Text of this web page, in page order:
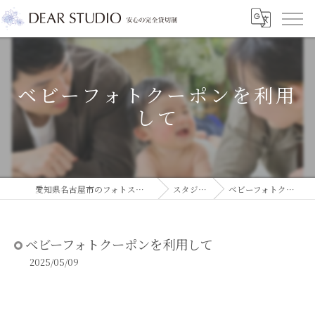
ベビーフォトクーポンを利用
して
愛知県名古屋市のフォトスタジオならDEAR STUDIO スタジオコラム ベビーフォトクーポンを利用して
ベビーフォトクーポンを利用して
2025/05/09